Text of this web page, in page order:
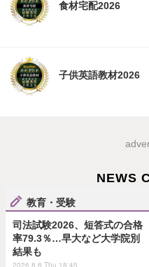
食材宅配2026
子供英語教材2026
NEWS
教育・受験
司法試験2026、短答式の合格
率79.3％…早大など大学院別
結果も
2026.8.6 Thu 18:45